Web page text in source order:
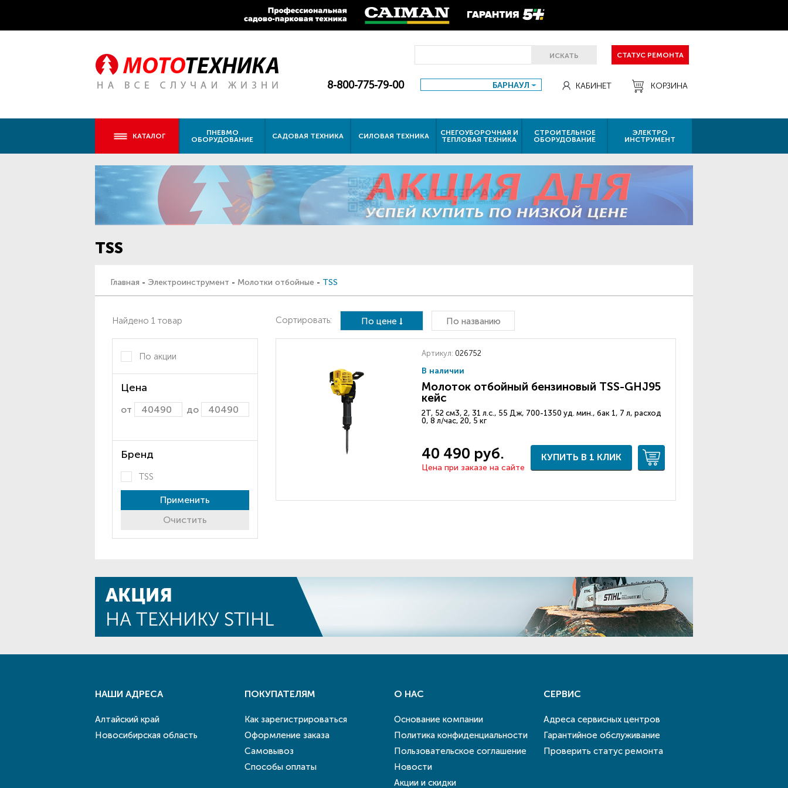
ИСКАТЬ СТАТУС РЕМОНТА
8-800-775-79-00 БАРНАУЛ КАБИНЕТ КОРЗИНА
КАТАЛОГ
ПНЕВМО
ОБОРУДОВАНИЕ
САДОВАЯ ТЕХНИКА СИЛОВАЯ ТЕХНИКА
СНЕГОУБОРОЧНАЯ И
ТЕПЛОВАЯ ТЕХНИКА
СТРОИТЕЛЬНОЕ
ОБОРУДОВАНИЕ
ЭЛЕКТРО
ИНСТРУМЕНТ
TSS
Главная - Электроинструмент - Молотки отбойные - TSS
Найдено 1 товар
По акции
Цена
от до
Бренд
TSS
Применить
Очистить
Сортировать: По цене По названию
Артикул: 026752
В наличии
Молоток отбойный бензиновый TSS-GHJ95
кейс
2Т, 52 см3, 2, 31 л.с., 55 Дж, 700-1350 уд. мин., бак 1, 7 л, расход
0, 8 л/час, 20, 5 кг
40 490 руб.
Цена при заказе на сайте
КУПИТЬ В 1 КЛИК
НАШИ АДРЕСА
Алтайский край
Новосибирская область
ПОКУПАТЕЛЯМ
Как зарегистрироваться
Оформление заказа
Самовывоз
Способы оплаты
О НАС
Основание компании
Политика конфиденциальности
Пользовательское соглашение
Новости
Акции и скидки
СЕРВИС
Адреса сервисных центров
Гарантийное обслуживание
Проверить статус ремонта